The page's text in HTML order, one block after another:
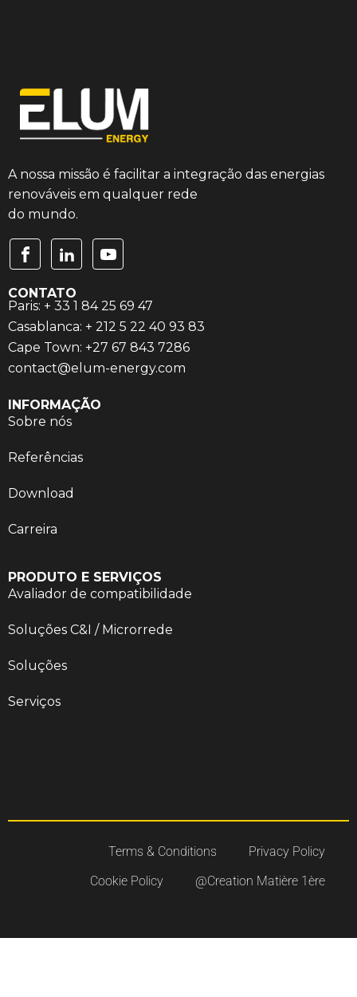
A nossa missão é facilitar a integração das energias
renováveis ​​em qualquer rede
do mundo.
INFORMAÇÃO
Sobre nós
Referências
Download
Carreira
PRODUTO E SERVIÇOS
Avaliador de compatibilidade
Soluções C&I / Microrrede
Soluções
Serviços
CONTATO
Paris: + 33 1 84 25 69 47
Casablanca: + 212 5 22 40 93 83
Cape Town: +27 67 843 7286
contact@elum-energy.com
Terms & Conditions
Privacy Policy
Cookie Policy
@Creation Matière 1ère